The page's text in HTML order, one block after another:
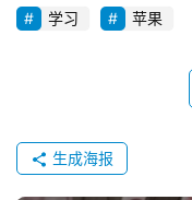
学习 苹果
生成海报